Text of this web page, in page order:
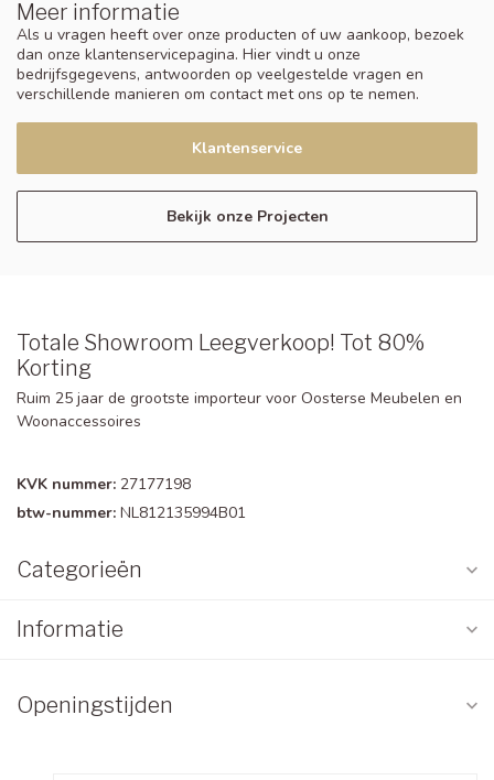
Meer informatie
Als u vragen heeft over onze producten of uw aankoop, bezoek
dan onze klantenservicepagina. Hier vindt u onze
bedrijfsgegevens, antwoorden op veelgestelde vragen en
verschillende manieren om contact met ons op te nemen.
Klantenservice
Bekijk onze Projecten
Totale Showroom Leegverkoop! Tot 80%
Korting
Ruim 25 jaar de grootste importeur voor Oosterse Meubelen en
Woonaccessoires
KVK nummer: 27177198
btw-nummer: NL812135994B01
Categorieën
Informatie
Openingstijden